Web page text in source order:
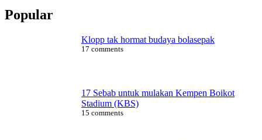
Popular
Klopp tak hormat budaya bolasepak
17 comments
17 Sebab untuk mulakan Kempen Boikot
Stadium (KBS)
15 comments